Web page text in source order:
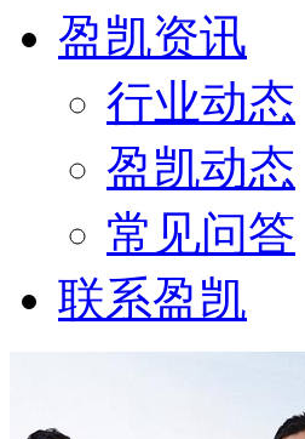
盈凯资讯
行业动态
盈凯动态
常见问答
联系盈凯